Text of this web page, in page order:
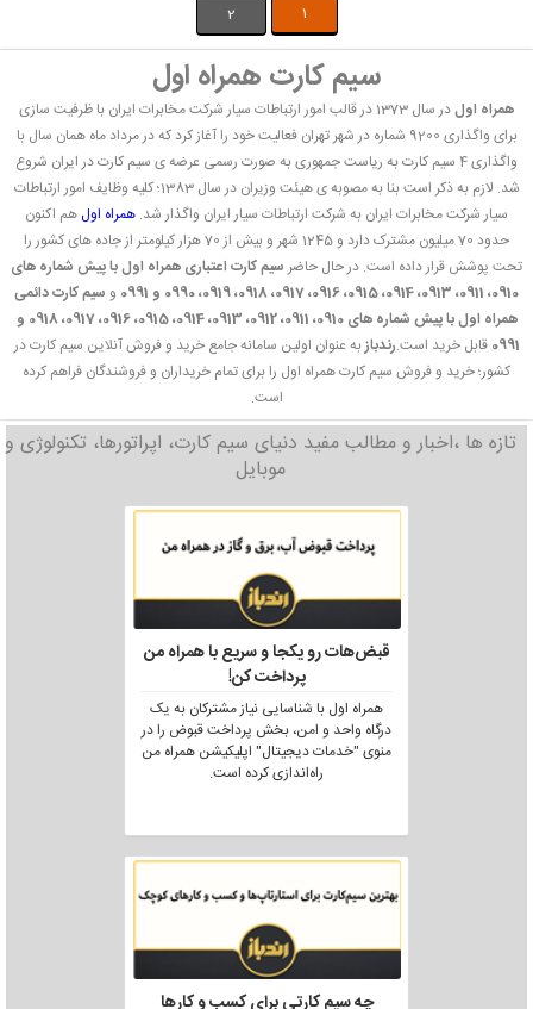
1
2
سیم کارت همراه اول
همراه اول
در سال 1373 در قالب امور ارتباطات سيار شرکت مخابرات ايران با ظرفیت سازی
برای واگذاری 9200 شماره در شهر تهران فعالیت خود را آغاز کرد که در مرداد ماه همان سال با
واگذاری 4 سیم کارت به ریاست جمهوری به صورت رسمی عرضه ی سیم کارت در ایران شروع
شد. لازم به ذکر است بنا به مصوبه ی هیئت وزیران در سال 1383؛ کليه وظايف امور ارتباطات
سيار شرکت مخابرات ايران به شرکت ارتباطات سيار ایران واگذار شد. همراه اول هم اکنون
حدود 70 میلیون مشترک دارد و 1245 شهر و بیش از 70 هزار کیلومتر از جاده های کشور را
تحت پوشش قرار داده است. در حال حاضر سیم کارت اعتباری همراه اول با پیش شماره های
0910، 0911، 0913، 0914، 0915، 0916، 0917، 0918، 0919، 0990 و 0991
و سیم کارت دائمی
همراه اول با پیش شماره های 0910، 0911، 0912، 0913، 0914، 0915، 0916، 0917، 0918 و
0991 قابل خرید است.رندبازبه عنوان اولین سامانه جامع خرید و فروش آنلاین سیم کارت در
کشور؛ خرید و فروش سیم کارت همراه اول را برای تمام خریداران و فروشندگان فراهم کرده
است.
تازه ها ،اخبار و مطالب مفید دنیای سیم کارت، اپراتورها، تکنولوژی و
موبایل
قبض‌هات رو یکجا و سریع با همراه من
پرداخت کن!
همراه اول با شناسایی نیاز مشترکان به یک
درگاه واحد و امن، بخش پرداخت قبوض را در
منوی "خدمات دیجیتال" اپلیکیشن همراه من
راه‌اندازی کرده است.
چه سیم کارتی برای کسب و کارها